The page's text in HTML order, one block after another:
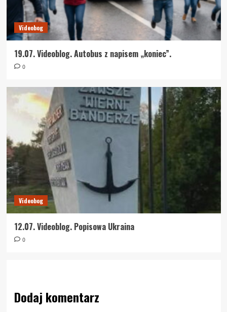
Videobog
19.07. Videoblog. Autobus z napisem „koniec”.
0
Videobog
12.07. Videoblog. Popisowa Ukraina
0
Dodaj komentarz